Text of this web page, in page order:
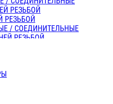
РЕЗЬБОЙ
РЕЗЬБОЙ
/ СОЕДИНИТЕЛЬНЫЕ
РЕЗЬБОЙ
РЕЗЬБОЙ
/ СОЕДИНИТЕЛЬНЫЕ
РЕЗЬБОЙ